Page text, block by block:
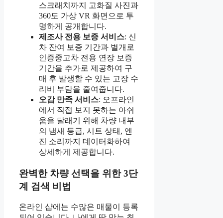
스크래치까지 고화질 사진과
360도 가상 VR 화면으로 투
명하게 공개합니다.
제조사 전용 보증 서비스: 신
차 잔여 보증 기간과 별개로
인증중고차 전용 연장 보증
기간을 추가로 제공하여 구
매 후 발생할 수 있는 고장 수
리비 부담을 줄여줍니다.
오감 만족 서비스: 오프라인
에서 직접 보지 못하는 아쉬
움을 달래기 위해 차량 내부
의 냄새 등급, 시트 상태, 엔
진 소리까지 데이터화하여
상세하게 제공합니다.
완벽한 차량 선택을 위한 3단
계 검색 비법
온라인 샵에는 수많은 매물이 등록